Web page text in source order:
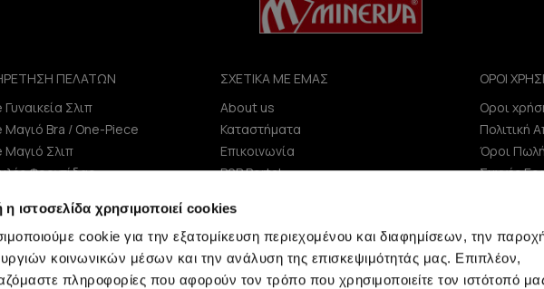
η ιστοσελίδα χρησιμοποιεί cookies
cookie για την εξατομίκευση περιεχομένου και διαφημίσεων, την
κοινωνικών μέσων και την ανάλυση της επισκεψιμότητάς μας. Επιπλέον,
πληροφορίες που αφορούν τον τρόπο που χρησιμοποιείτε τον ιστότοπό
ΠΕΛΑΤΩΝ
Σλιπ
Μαγιό Bra / One-Piece
Μαγιό Σλιπ
Φροντίδας
ΣΧΕΤΙΚΑ ΜΕ ΕΜΑΣ
About us
Καταστήματα
Επικοινωνία
B2B Portal
ΑΝΑΚΟΙΝΩΣΕΙΣ ΧΑΑ
Εταιρεία
ΟΡΟΙ
Οροι
Πολιτική
Όροι
Συχνές